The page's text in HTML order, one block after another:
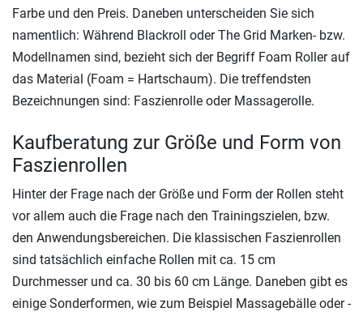
Farbe und den Preis. Daneben unterscheiden Sie sich
namentlich: Während Blackroll oder The Grid Marken- bzw.
Modellnamen sind, bezieht sich der Begriff Foam Roller auf
das Material (Foam = Hartschaum). Die treffendsten
Bezeichnungen sind: Faszienrolle oder Massagerolle.
Kaufberatung zur Größe und Form von
Faszienrollen
Hinter der Frage nach der Größe und Form der Rollen steht
vor allem auch die Frage nach den Trainingszielen, bzw.
den Anwendungsbereichen. Die klassischen Faszienrollen
sind tatsächlich einfache Rollen mit ca. 15 cm
Durchmesser und ca. 30 bis 60 cm Länge. Daneben gibt es
einige Sonderformen, wie zum Beispiel Massagebälle oder -